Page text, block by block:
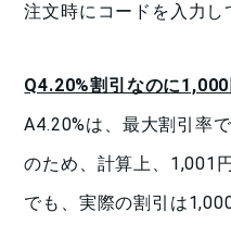
注文時にコードを入力し
Q4.20%割引なのに
A4.20%は、最大割引率
のため、計算上、1,001
でも、実際の割引は